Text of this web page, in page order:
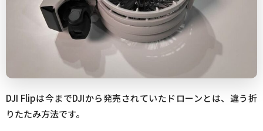
DJI Flipは今までDJIから発売されていたドローンとは、違う折
りたたみ方法です。